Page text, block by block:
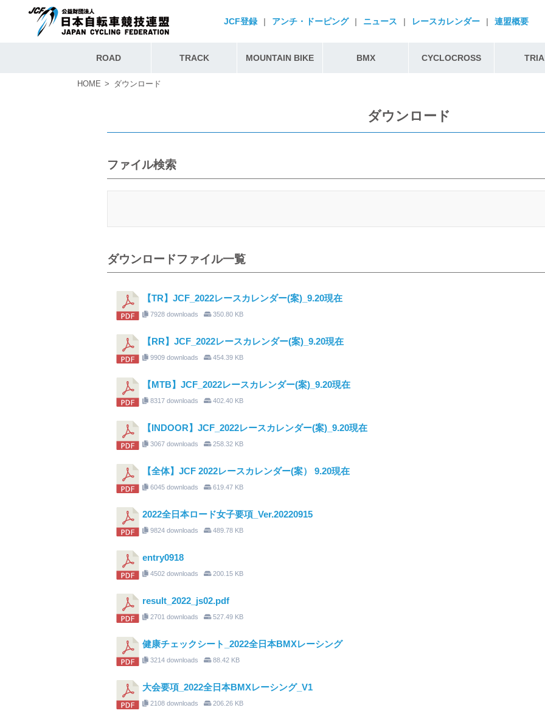
JCF登録 | アンチ・ドーピング | ニュース | レースカレンダー | 連盟概要
ROAD TRACK MOUNTAIN BIKE BMX CYCLOCROSS
HOME ダウンロード
ダウンロード
ファイル検索
ダウンロードファイル一覧
【TR】JCF_2022レースカレンダー(案)_9.20現在
7928 downloads 350.80 KB
【RR】JCF_2022レースカレンダー(案)_9.20現在
9909 downloads 454.39 KB
【MTB】JCF_2022レースカレンダー(案)_9.20現在
8317 downloads 402.40 KB
【INDOOR】JCF_2022レースカレンダー(案)_9.20現在
3067 downloads 258.32 KB
【全体】JCF 2022レースカレンダー(案） 9.20現在
6045 downloads 619.47 KB
2022全日本ロード女子要項_Ver.20220915
9824 downloads 489.78 KB
entry0918
4502 downloads 200.15 KB
result_2022_js02.pdf
2701 downloads 527.49 KB
健康チェックシート_2022全日本BMXレーシング
3214 downloads 88.42 KB
大会要項_2022全日本BMXレーシング_V1
2108 downloads 206.26 KB